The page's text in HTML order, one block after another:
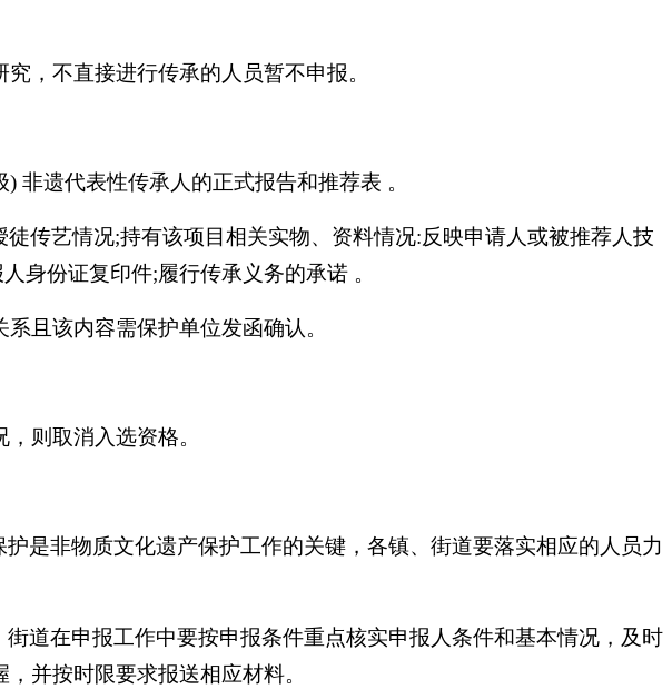
，不直接进行传承的人员暂不申报。
非遗代表性传承人的正式报告和推荐表 。
传艺情况;持有该项目相关实物、资料情况:反映申请人或被推荐人技
身份证复印件;履行传承义务的承诺 。
且该内容需保护单位发函确认。
则取消入选资格。
是非物质文化遗产保护工作的关键，各镇、街道要落实相应的人员力
道在申报工作中要按申报条件重点核实申报人条件和基本情况，及时
并按时限要求报送相应材料。